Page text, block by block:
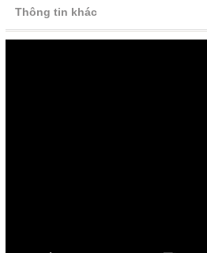
Thông tin khác